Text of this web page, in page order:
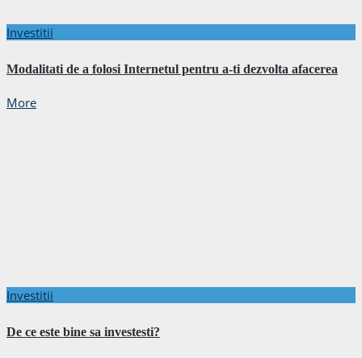
Investitii
Modalitati de a folosi Internetul pentru a-ti dezvolta afacerea
More
Investitii
De ce este bine sa investesti?